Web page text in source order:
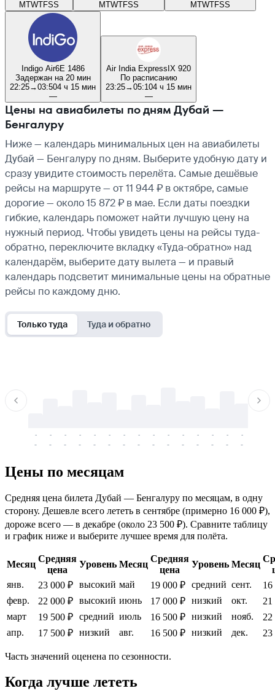
MTWTFSS MTWTFSS MTWTFSS
Indigo Air6E 1486
Задержан на 20 мин
22:25→03:504 ч 15 мин
—
Air India ExpressIX 920
По расписанию
23:25→05:104 ч 15 мин
—
Цены на авиабилеты по дням Дубай —
Бенгалуру
Ниже — календарь минимальных цен на авиабилеты
Дубай — Бенгалуру по дням. Выберите удобную дату и
сразу увидите стоимость перелёта. Самые дешёвые
рейсы на маршруте — от 11 944 ₽ в октябре, самые
дорогие — около 15 872 ₽ в мае. Если даты поездки
гибкие, календарь поможет найти лучшую цену на
нужный период. Чтобы увидеть цены на рейсы туда-
обратно, переключите вкладку «Туда-обратно» над
календарём, выберите дату вылета — и правый
календарь подсветит минимальные цены на обратные
рейсы по каждому дню.
Только туда Туда и обратно
-
-
-
-
-
-
-
-
-
-
-
-
-
-
-
-
-
-
-
-
-
-
-
-
-
-
-
-
-
-
Цены по месяцам
Средняя цена билета Дубай — Бенгалуру по месяцам, в одну
сторону. Дешевле всего лететь в сентябре (примерно 16 000 ₽),
дороже всего — в декабре (около 23 500 ₽). Сравните таблицу
и график ниже и выберите лучшее время для полёта.
Месяц
Средняя
цена
Уровень Месяц
Средняя
цена
Уровень Месяц
янв.
23 000 ₽ высокий май 19 000 ₽ средний сент.
16
февр.
22 000 ₽ высокий июнь 17 000 ₽ низкий окт.
21
март
19 500 ₽ средний июль 16 500 ₽ низкий нояб.
22
апр.
17 500 ₽ низкий авг. 16 500 ₽ низкий дек. 23
Часть значений оценена по сезонности.
Когда лучше лететь